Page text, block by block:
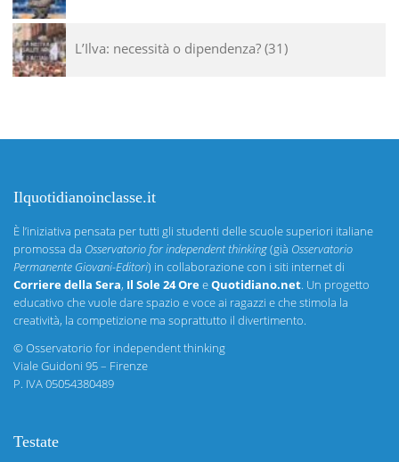
L’Ilva: necessità o dipendenza? 31
Ilquotidianoinclasse.it
È l’iniziativa pensata per tutti gli studenti delle scuole superiori italiane
promossa da Osservatorio for independent thinking(già Osservatorio
Permanente Giovani-Editori) in collaborazione con i siti internet di
Corriere della Sera, Il Sole 24 OreeQuotidiano.net. Un progetto
educativo che vuole dare spazio e voce ai ragazzi e che stimola la
creatività, la competizione ma soprattutto il divertimento.
©Osservatorio for independent thinking
Viale Guidoni 95 – Firenze
P. IVA 05054380489
Testate